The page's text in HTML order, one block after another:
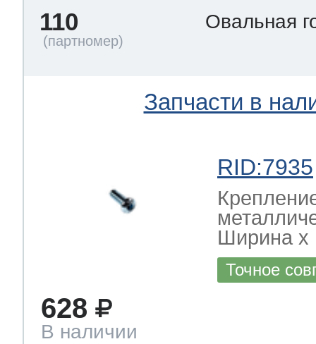
110 Овальная
Запчасти в
RID:7935
Ширина х
Точное
628
В наличии